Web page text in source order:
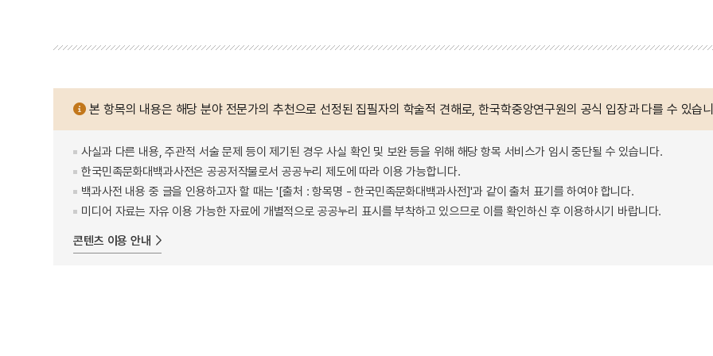
본 항목의 내용은 해당 분야 전문가의 추천으로 선정된 집필자의 학술적 견해로, 한국학중앙연구원의 공식 입장과 다를 수 있습
사실과 다른 내용, 주관적 서술 문제 등이 제기된 경우 사실 확인 및 보완 등을 위해 해당 항목 서비스가 임시 중단될 수 있습니다.
한국민족문화대백과사전은 공공저작물로서 공공누리 제도에 따라 이용 가능합니다.
백과사전 내용 중 글을 인용하고자 할 때는 '[출처 : 항목명 - 한국민족문화대백과사전]'과 같이 출처 표기를 하여야 합니다.
미디어 자료는 자유 이용 가능한 자료에 개별적으로 공공누리 표시를 부착하고 있으므로 이를 확인하신 후 이용하시기 바랍니다.
콘텐츠 이용 안내